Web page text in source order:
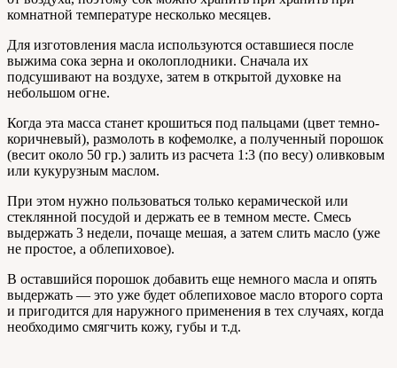
комнатной температуре несколько месяцев.
Для изготовления масла используются оставшиеся после
выжима сока зерна и околоплодники. Сначала их
подсушивают на воздухе, затем в открытой духовке на
небольшом огне.
Когда эта масса станет крошиться под пальцами (цвет темно-
коричневый), размолоть в кофемолке, а полученный порошок
(весит около 50 гр.) залить из расчета 1:3 (по весу) оливковым
или кукурузным маслом.
При этом нужно пользоваться только керамической или
стеклянной посудой и держать ее в темном месте. Смесь
выдержать 3 недели, почаще мешая, а затем слить масло (уже
не простое, а облепиховое).
В оставшийся порошок добавить еще немного масла и опять
выдержать — это уже будет облепиховое масло второго сорта
и пригодится для наружного применения в тех случаях, когда
необходимо смягчить кожу, губы и т.д.